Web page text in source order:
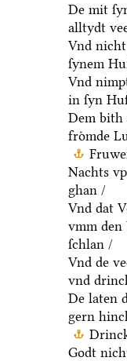
De mit
alltydt
Vnd
ſynem
Vnd
in ſyn
Dem bith
froͤmde
Nachts
ghan /
Vnd dat
vmm den
ſchlan /
Vnd de
vnd
De laten
gern
Godt